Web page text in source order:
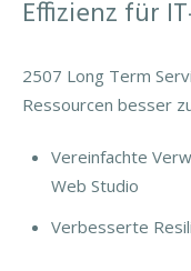
Effizienz für
2507 Long Term
Ressourcen besser
Vereinfachte
Web Studio
Verbesserte